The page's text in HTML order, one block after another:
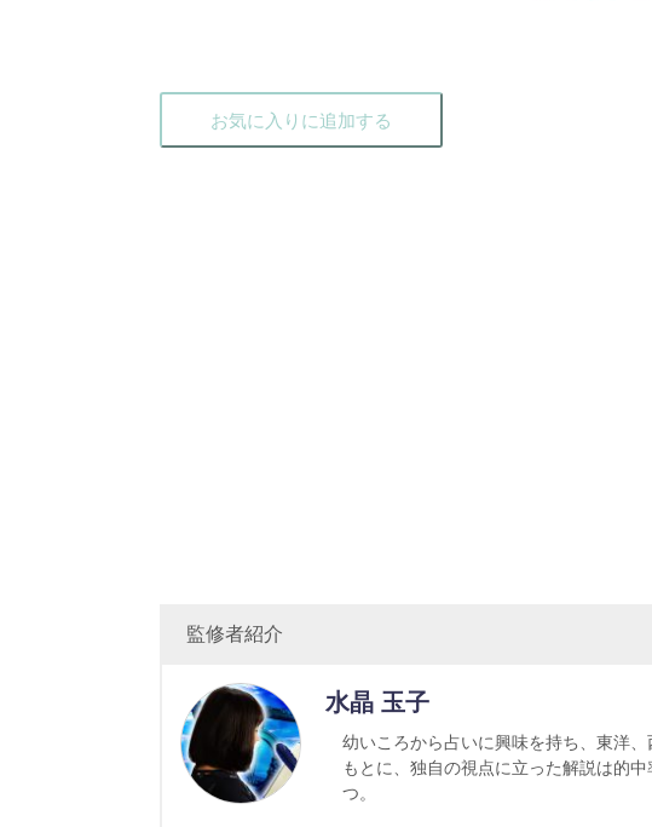
お気に入りに追加する
監修者紹介
水晶 玉子
幼いころから占いに興味を持ち、東洋
もとに、独自の視点に立った解説は的
つ。